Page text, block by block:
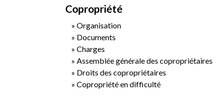
Copropriété
Organisation
Documents
Charges
Assemblée générale des copropriétaires
Droits des copropriétaires
Copropriété en difficulté